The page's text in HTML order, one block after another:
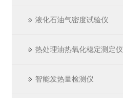
液化石油气密度试验仪
热处理油热氧化稳定测定仪
智能发热量检测仪